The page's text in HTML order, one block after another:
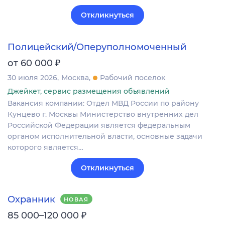
Откликнуться
Полицейский/Оперуполномоченный
от 60 000 ₽
30 июля 2026 Москва
Рабочий поселок
Джейкет, сервис размещения объявлений
Вакансия компании: Отдел МВД России по району
Кунцево г. Москвы Министерство внутренних дел
Российской Федерации является федеральным
органом исполнительной власти, основные задачи
которого является…
Откликнуться
Охранник НОВАЯ
85 000–120 000 ₽